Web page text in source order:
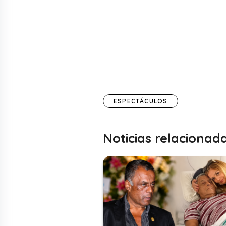
ESPECTÁCULOS
Noticias